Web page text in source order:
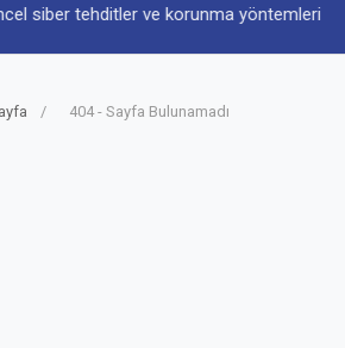
siber tehditler ve korunma yöntemleri
/ 404 - Sayfa Bulunamadı